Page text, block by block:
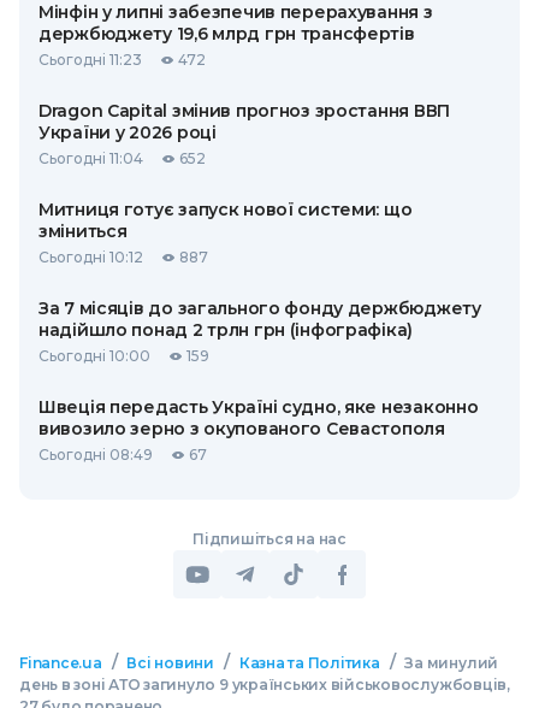
Мінфін у липні забезпечив перерахування з
держбюджету 19,6 млрд грн трансфертів
Сьогодні 11:23 472
Dragon Capital змінив прогноз зростання ВВП
України у 2026 році
Сьогодні 11:04 652
Митниця готує запуск нової системи: що
зміниться
Сьогодні 10:12 887
За 7 місяців до загального фонду держбюджету
надійшло понад 2 трлн грн (інфографіка)
Сьогодні 10:00 159
Швеція передасть Україні судно, яке незаконно
вивозило зерно з окупованого Севастополя
Сьогодні 08:49 67
Підпишіться на нас
Finance.ua / Всі новини / Казна та Політика / За минулий
день в зоні АТО загинуло 9 українських військовослужбовців,